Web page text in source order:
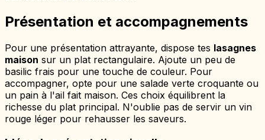
Présentation et accompagnements
Pour une présentation attrayante, dispose tes lasagnes
maison sur un plat rectangulaire. Ajoute un peu de
basilic frais pour une touche de couleur. Pour
accompagner, opte pour une salade verte croquante ou
un pain à l'ail fait maison. Ces choix équilibrent la
richesse du plat principal. N'oublie pas de servir un vin
rouge léger pour rehausser les saveurs.